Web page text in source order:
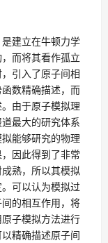
建立在牛顿力学
而将其看作孤立
引入了原子间相
数精确描述，而
由于原子模拟理
最大的研究体系
能够研究的物理
因此得到了非常
熟，所以其模拟
可以认为模拟过
的相互作用，将
子模拟方法进行
精确描述原子间